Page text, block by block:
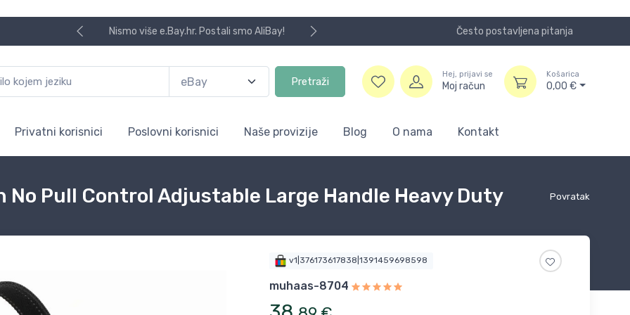
Nismo više e.Bay.hr. Postali smo AliBay! Često postavljena pitanja
Pretraži
Hej, prijavi se
Moj račun
Košarica
0,00 €
Privatni korisnici Poslovni korisnici Naše provizije Blog O nama Kontakt
Povratak
No Pull Control Adjustable Large Handle Heavy Duty
v1|376173617838|1391459698598
muhaas-8704